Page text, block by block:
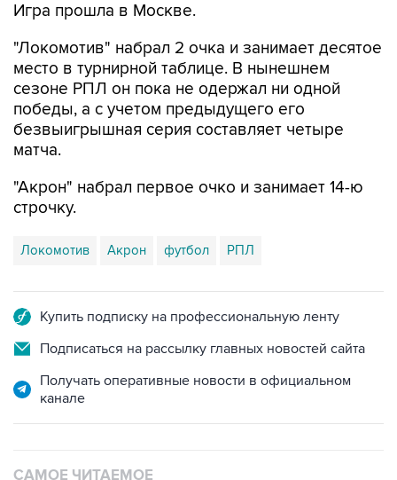
Игра прошла в Москве.
"Локомотив" набрал 2 очка и занимает десятое
место в турнирной таблице. В нынешнем
сезоне РПЛ он пока не одержал ни одной
победы, а с учетом предыдущего его
безвыигрышная серия составляет четыре
матча.
"Акрон" набрал первое очко и занимает 14-ю
строчку.
Локомотив Акрон футбол РПЛ
Купить подписку на профессиональную ленту
Подписаться на рассылку главных новостей сайта
Получать оперативные новости в официальном
канале
САМОЕ ЧИТАЕМОЕ